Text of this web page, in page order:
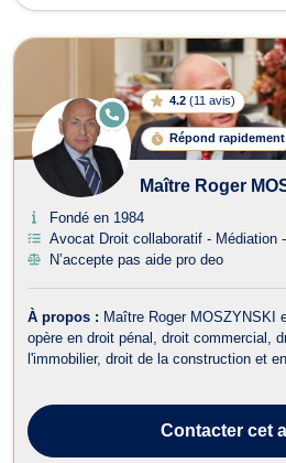
4.2 (11 avis)
Répond rapidement
E
N
G
E
Maître Roger
Fondé en 1984
Avocat Droit collaboratif - Médiation
N’accepte pas aide pro deo
À propos : Maître Roger MOSZYNSKI
opère en droit pénal, droit commercial,
l'immobilier, droit de la construction et
combativité d...
Contactercet